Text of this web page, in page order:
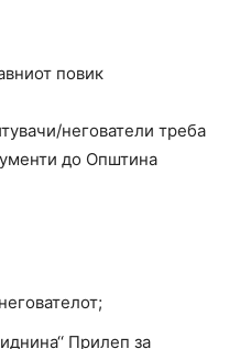
повик
негователи треба
до Општина
Прилеп за